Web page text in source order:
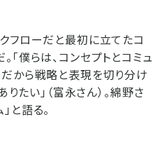
フローだと最初に立てたコ
「僕らは、コンセプトとコミュ
だから戦略と表現を切り分け
たい」（富永さん）。綿野さ
と語る。